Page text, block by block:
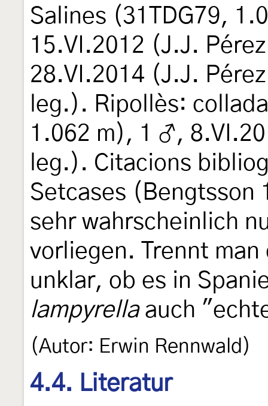
Salines (31TDG79,
15.VI.2012 (J.J.
28.VI.2014 (J.J.
leg.). Ripollès:
1.062 m), 1 ♂,
leg.). Citacions
Setcases (Bengtsson
sehr wahrscheinlich
vorliegen. Trennt
unklar, ob es in
lampyrellaauch
(Autor: Erwin Rennwald)
4.4. Literatur